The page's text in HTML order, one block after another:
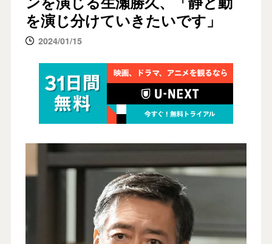
を演じ分けていきたいです」
2024/01/15